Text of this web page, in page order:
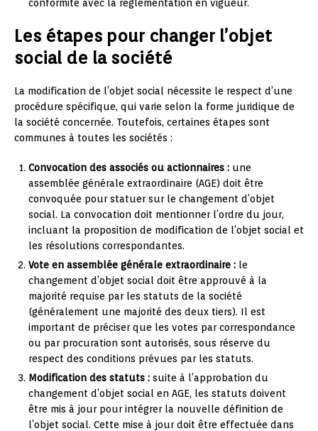
conformité avec la réglementation en vigueur.
Les étapes pour changer l’objet
social de la société
La modification de l’objet social nécessite le respect d’une
procédure spécifique, qui varie selon la forme juridique de
la société concernée. Toutefois, certaines étapes sont
communes à toutes les sociétés :
Convocation des associés ou actionnaires : une
assemblée générale extraordinaire (AGE) doit être
convoquée pour statuer sur le changement d’objet
social. La convocation doit mentionner l’ordre du jour,
incluant la proposition de modification de l’objet social et
les résolutions correspondantes.
Vote en assemblée générale extraordinaire : le
changement d’objet social doit être approuvé à la
majorité requise par les statuts de la société
(généralement une majorité des deux tiers). Il est
important de préciser que les votes par correspondance
ou par procuration sont autorisés, sous réserve du
respect des conditions prévues par les statuts.
Modification des statuts : suite à l’approbation du
changement d’objet social en AGE, les statuts doivent
être mis à jour pour intégrer la nouvelle définition de
l’objet social. Cette mise à jour doit être effectuée dans